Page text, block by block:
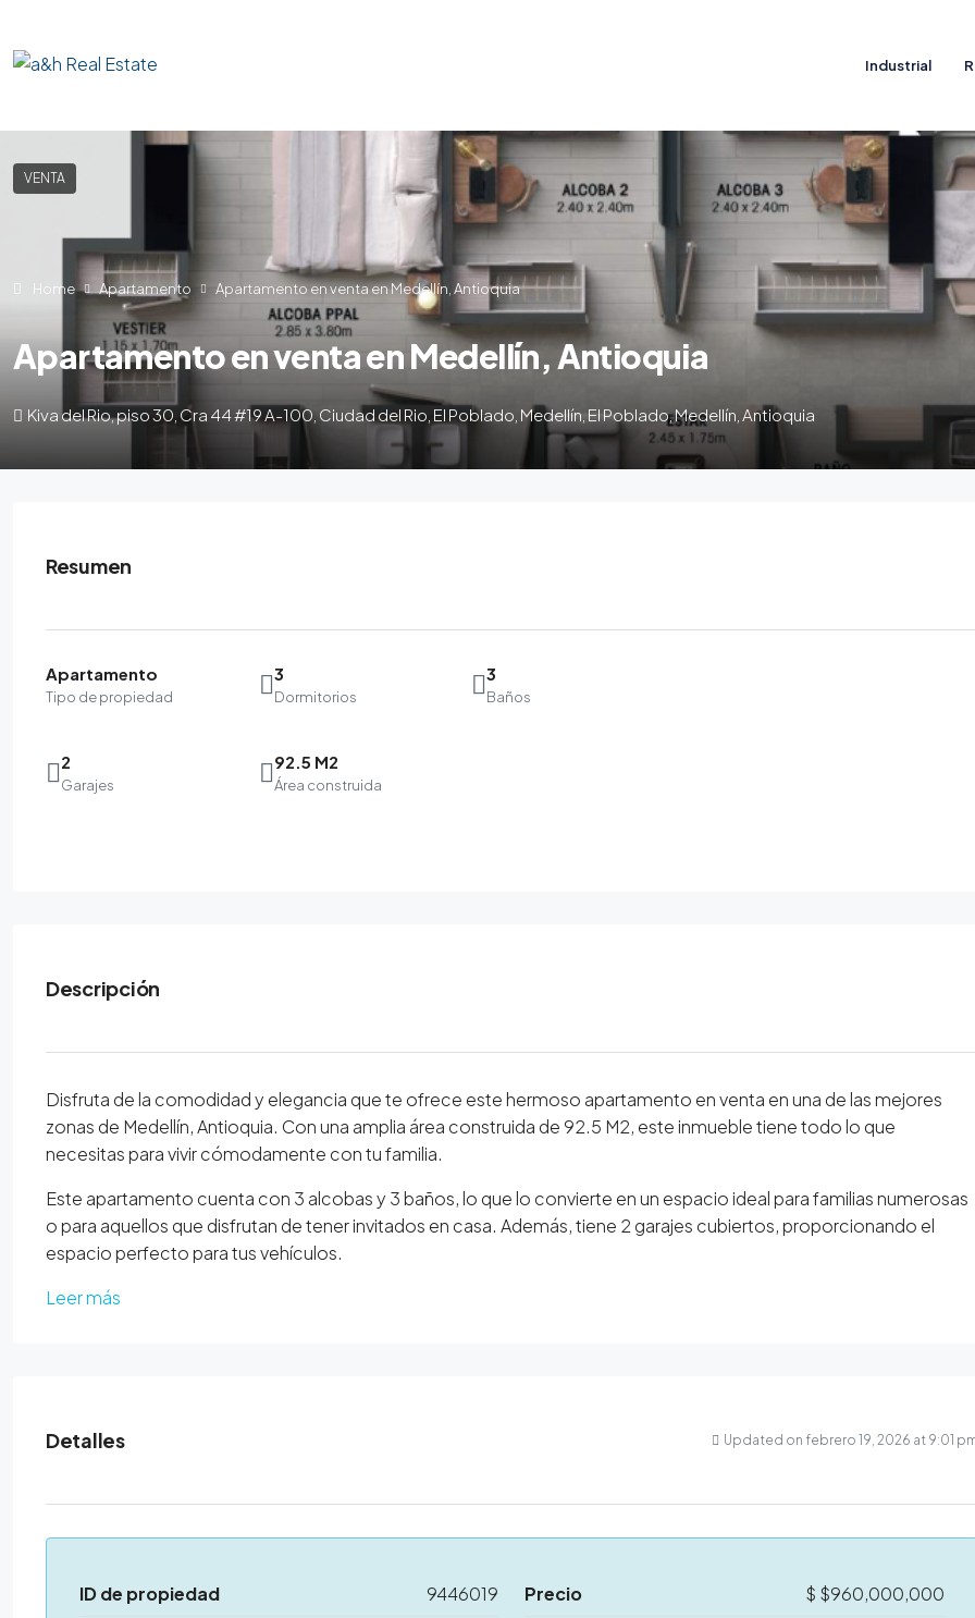
Industrial
VENTA
Home Apartamento Apartamento en venta en Medellín, Antioquia
Apartamento en venta en Medellín, Antioquia
Kiva del Rio, piso 30, Cra 44 #19 A-100, Ciudad del Rio, El Poblado, Medellín, El Poblado, Medellín, Antioquia
Resumen
Apartamento
Tipo de propiedad
3
Dormitorios
3
Baños
2
Garajes
92.5 M2
Área construida
Descripción
Disfruta de la comodidad y elegancia que te ofrece este hermoso apartamento en venta en una de las mejores
zonas de Medellín, Antioquia. Con una amplia área construida de 92.5 M2, este inmueble tiene todo lo que
necesitas para vivir cómodamente con tu familia.
Este apartamento cuenta con 3 alcobas y 3 baños, lo que lo convierte en un espacio ideal para familias numerosas
o para aquellos que disfrutan de tener invitados en casa. Además, tiene 2 garajes cubiertos, proporcionando el
espacio perfecto para tus vehículos.
Leer más
Detalles Updated on febrero 19, 2026 at 9:01
ID de propiedad 9446019 Precio $ $960,000,000